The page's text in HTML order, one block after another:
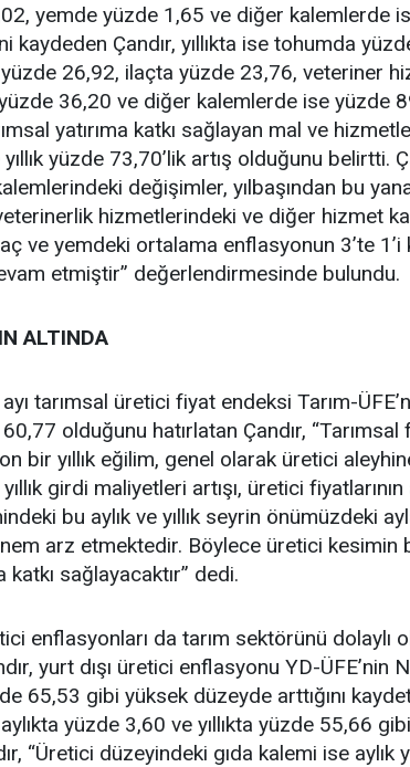
yemde yüzde 1,65 ve diğer kalemlerde
kaydeden Çandır, yıllıkta ise tohumda
26,92, ilaçta yüzde 23,76, veteriner
36,20 ve diğer kalemlerde ise yüzde
yatırıma katkı sağlayan mal ve
yüzde 73,70’lik artış olduğunu belirtti.
değişimler, yılbaşından bu
hizmetlerindeki ve diğer hizmet
ve yemdeki ortalama enflasyonun 3’te 1’i
etmiştir” değerlendirmesinde bulundu.
ALTINDA
tarımsal üretici fiyat endeksi Tarım-
olduğunu hatırlatan Çandır,
bir yıllık eğilim, genel olarak üretici
girdi maliyetleri artışı, üretici fiyatlarının
bu aylık ve yıllık seyrin önümüzdeki
arz etmektedir. Böylece üretici kesimin
katkı sağlayacaktır” dedi.
enflasyonları da tarım sektörünü dolaylı
yurt dışı üretici enflasyonu YD-ÜFE’nin
65,53 gibi yüksek düzeyde arttığını
yüzde 3,60 ve yıllıkta yüzde 55,66
“Üretici düzeyindeki gıda kalemi ise